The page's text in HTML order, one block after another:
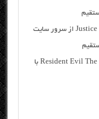
دانلود رایگان فیلم خارجی Resident Evil The Final Chapter 2017 با